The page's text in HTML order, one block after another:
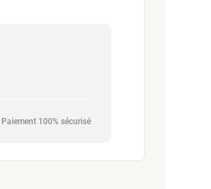
Paiement 100% sécurisé